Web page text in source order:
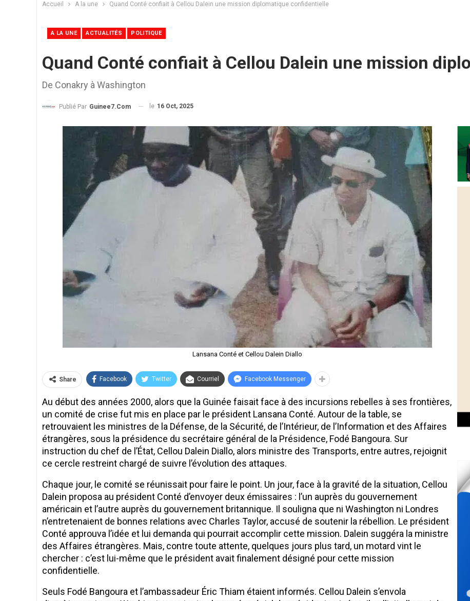
Accueil A la une Quand Conté confiait à Cellou Dalein une mission diplomatique confidentielle
A LA UNE ACTUALITÉS POLITIQUE
Quand Conté confiait à Cellou Dalein une mission
De Conakry à Washington
Publié Par Guinee7.com le 16 Oct, 2025
Lansana Conté et Cellou Dalein Diallo
Share Facebook Twitter Courriel Facebook Messenger
Au début des années 2000, alors que la Guinée faisait face à des incursions rebelles à ses frontières,
un comité de crise fut mis en place par le président Lansana Conté. Autour de la table, se
retrouvaient les ministres de la Défense, de la Sécurité, de l’Intérieur, de l’Information et des Affaires
étrangères, sous la présidence du secrétaire général de la Présidence, Fodé Bangoura. Sur
instruction du chef de l’État, Cellou Dalein Diallo, alors ministre des Transports, entre autres, rejoignit
ce cercle restreint chargé de suivre l’évolution des attaques.
Chaque jour, le comité se réunissait pour faire le point. Un jour, face à la gravité de la situation, Cellou
Dalein proposa au président Conté d’envoyer deux émissaires : l’un auprès du gouvernement
américain et l’autre auprès du gouvernement britannique. Il souligna que ni Washington ni Londres
n’entretenaient de bonnes relations avec Charles Taylor, accusé de soutenir la rébellion. Le président
Conté approuva l’idée et lui demanda qui pourrait accomplir cette mission. Dalein suggéra la ministre
des Affaires étrangères. Mais, contre toute attente, quelques jours plus tard, un motard vint le
chercher : c’est lui-même que le président avait finalement désigné pour cette mission
confidentielle.
Seuls Fodé Bangoura et l’ambassadeur Éric Thiam étaient informés. Cellou Dalein s’envola